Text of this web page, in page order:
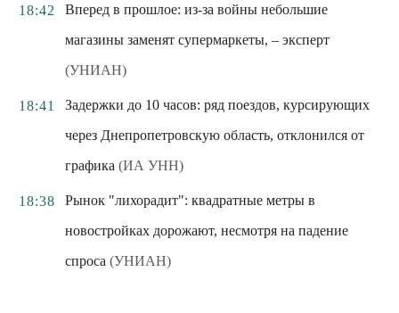
18:42
Вперед в прошлое: из-за войны небольшие
магазины заменят супермаркеты, – эксперт
(УНИАН)
18:41
Задержки до 10 часов: ряд поездов, курсирующих
через Днепропетровскую область, отклонился от
графика (ИА УНН)
18:38
Рынок "лихорадит": квадратные метры в
новостройках дорожают, несмотря на падение
спроса (УНИАН)